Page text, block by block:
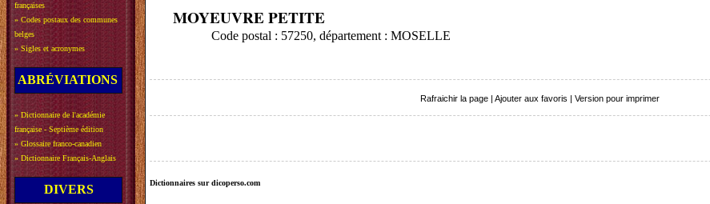
françaises
» Codes postaux des communes
belges
» Sigles et acronymes
ABRÉVIATIONS
» Dictionnaire de l'académie
française - Septième édition
» Glossaire franco-canadien
» Dictionnaire Français-Anglais
DIVERS
MOYEUVRE PETITE
Code postal : 57250, département : MOSELLE
Rafraichir la page | Ajouter aux favoris | Version pour imprimer
Dictionnaires sur dicoperso.com